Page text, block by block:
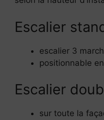
Escalier
escalier 3
positionnable
Escalier
sur toute la